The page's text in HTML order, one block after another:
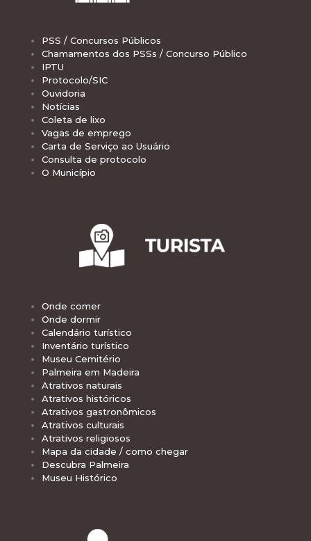
PSS / Concursos Públicos
Chamamentos dos PSSs / Concurso Público
IPTU
Protocolo/SIC
Ouvidoria
Notícias
Coleta de lixo
Vagas de emprego
Carta de Serviço ao Usuário
Consulta de protocolo
O Município
Onde comer
Onde dormir
Calendário turístico
Inventário turístico
Museu Cemitério
Palmeira em Madeira
Atrativos naturais
Atrativos históricos
Atrativos gastronômicos
Atrativos culturais
Atrativos religiosos
Mapa da cidade / como chegar
Descubra Palmeira
Museu Histórico